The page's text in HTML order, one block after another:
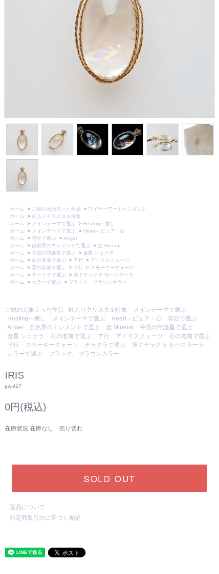
ホーム > ご縁の元旅立った作品 > ワイヤーアートペンダント
ホーム
> 虹入りクリスタル特集
ホーム
> メインテーマで選ぶ > Healing～癒し
ホーム
> メインテーマで選ぶ > Heart～ピュア・心
ホーム
> 存在で選ぶ > Angel
ホーム
> 自然界のエレメントで選ぶ > 金 Mineral
ホーム
> 宇宙の守護星で選ぶ > 金星 シュクラ
ホーム
> 石の名前で選ぶ > ア行 > アイリスクォーツ
ホーム
> 石の名前で選ぶ > サ行 > スモーキークォーツ
ホーム
> チャクラで選ぶ > 第７チャクラ サハスラーラ
ホーム
> カラーで選ぶ > ブラック、ブラウンカラー
ご縁の元旅立った作品 虹入りクリスタル特集
メインテーマで選ぶ
Healing～癒し
メインテーマで選ぶ Heart～ピュア・心
存在で選ぶ
Angel
自然界のエレメントで選ぶ 金 Mineral
宇宙の守護星で選ぶ
金星 シュクラ
石の名前で選ぶ ア行 アイリスクォーツ
石の名前で選ぶ
サ行
スモーキークォーツ チャクラで選ぶ
第７チャクラ サハスラーラ
カラーで選ぶ
ブラック、ブラウンカラー
IRIS
pw-417
0円(税込)
在庫状況 在庫なし 売り切れ
SOLD OUT
返品について
特定商取引法に基づく表記